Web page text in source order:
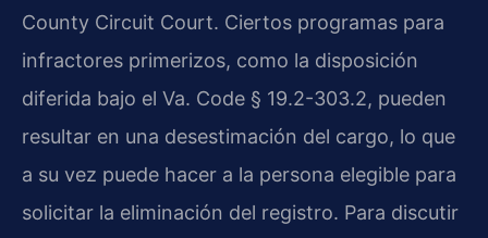
County Circuit Court. Ciertos programas para
infractores primerizos, como la disposición
diferida bajo el Va. Code § 19.2-303.2, pueden
resultar en una desestimación del cargo, lo que
a su vez puede hacer a la persona elegible para
solicitar la eliminación del registro. Para discutir